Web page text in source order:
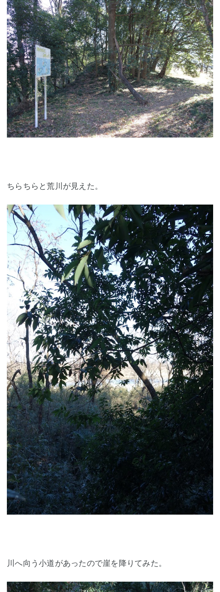
ちらちらと荒川が見えた。
川へ向う小道があったので崖を降りてみた。